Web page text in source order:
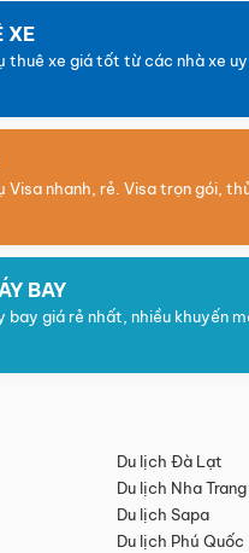
XE
thuê xe giá tốt từ các nhà xe
Visa nhanh, rẻ. Visa trọn gói,
BAY
bay giá rẻ nhất, nhiều khuyến
Du lịch Đà Lạt
Du lịch Nha Trang
Du lịch Sapa
Du lịch Phú Quốc